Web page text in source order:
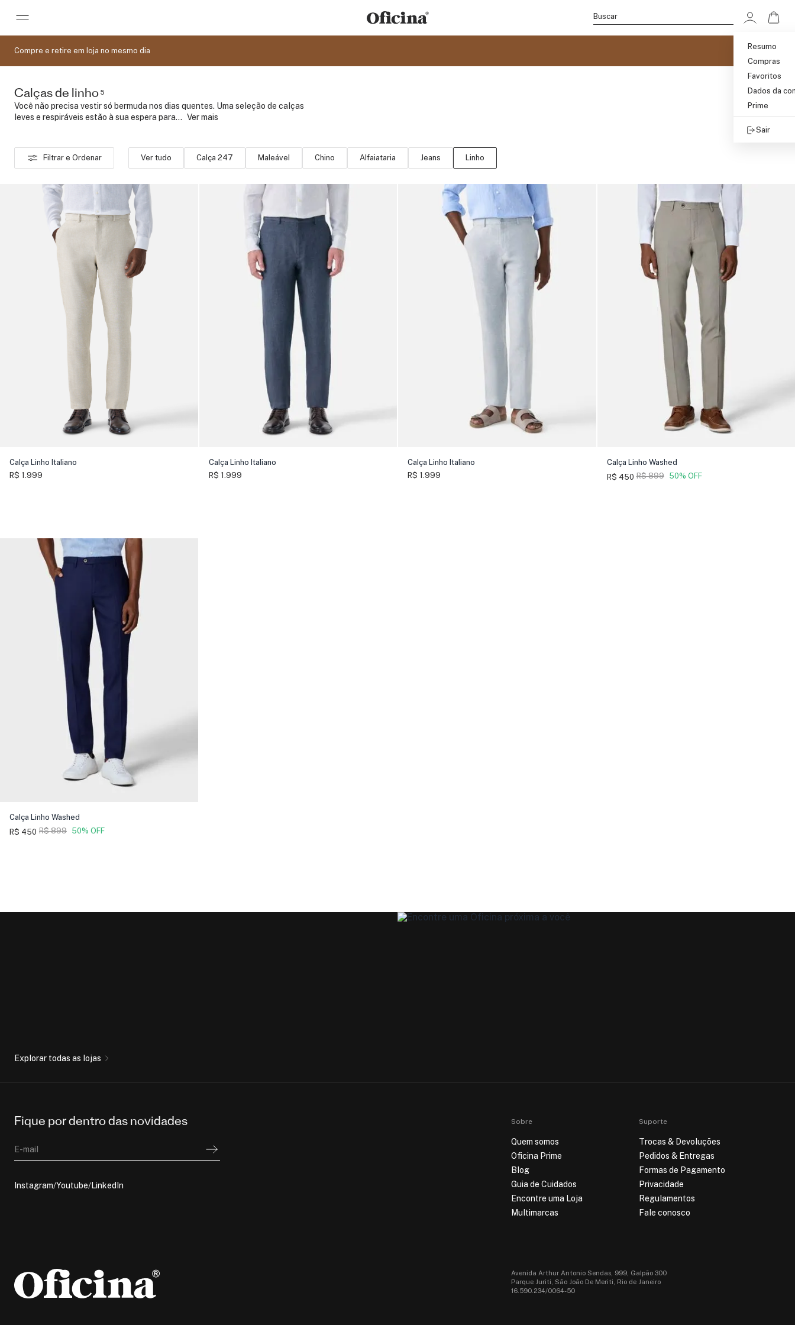
Buscar
Resumo
Compras
Favoritos
Dados da
Prime
Sair
Ir
Compre e retire em loja no mesmo dia
Calças de linho 5
Você não precisa vestir só bermuda nos dias quentes. Uma seleção de calças
leves e respiráveis estão à sua espera para... Ver mais
Filtrar e Ordenar Ver tudo Calça 247 Maleável Chino Alfaiataria Jeans Linho
Calça Linho Italiano
R$ 1.999
Calça Linho Italiano
R$ 1.999
Calça Linho Italiano
R$ 1.999
Calça Linho Washed
R$ 450
50% OFF
R$ 899
Calça Linho Washed
R$ 450
50% OFF
R$ 899
Explorar todas as lojas
Fique por dentro das novidades
E-mail
Instagram Youtube LinkedIn
Sobre
Quem somos
Oficina Prime
Blog
Guia de Cuidados
Encontre uma Loja
Multimarcas
Suporte
Trocas & Devoluções
Pedidos & Entregas
Formas de Pagamento
Privacidade
Regulamentos
Fale conosco
Avenida Arthur Antonio Sendas, 999, Galpão 300
Parque Juriti, São João De Meriti, Rio de Janeiro
16.590.234/0064-50